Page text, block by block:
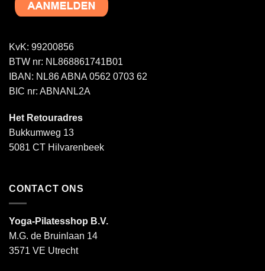
KvK: 99200856
BTW nr: NL868861741B01
IBAN: NL86 ABNA 0562 0703 62
BIC nr: ABNANL2A
Het Retouradres
Bukkumweg 13
5081 CT Hilvarenbeek
CONTACT ONS
Yoga-Pilatesshop B.V.
M.G. de Bruinlaan 14
3571 VE Utrecht